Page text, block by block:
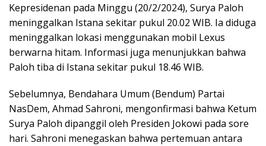
Kepresidenan pada Minggu (20/2/2024), Surya Paloh
meninggalkan Istana sekitar pukul 20.02 WIB. Ia diduga
meninggalkan lokasi menggunakan mobil Lexus
berwarna hitam. Informasi juga menunjukkan bahwa
Paloh tiba di Istana sekitar pukul 18.46 WIB.
Sebelumnya, Bendahara Umum (Bendum) Partai
NasDem, Ahmad Sahroni, mengonfirmasi bahwa Ketum
Surya Paloh dipanggil oleh Presiden Jokowi pada sore
hari. Sahroni menegaskan bahwa pertemuan antara